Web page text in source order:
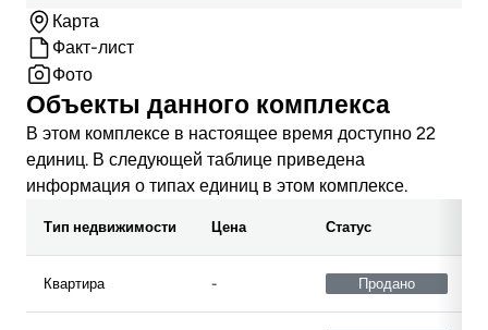
Карта
Факт-лист
Фото
Объекты данного комплекса
В этом комплексе в настоящее время доступно 22
единиц. В следующей таблице приведена
информация о типах единиц в этом комплексе.
Тип недвижимости Цена Статус
Квартира - Продано